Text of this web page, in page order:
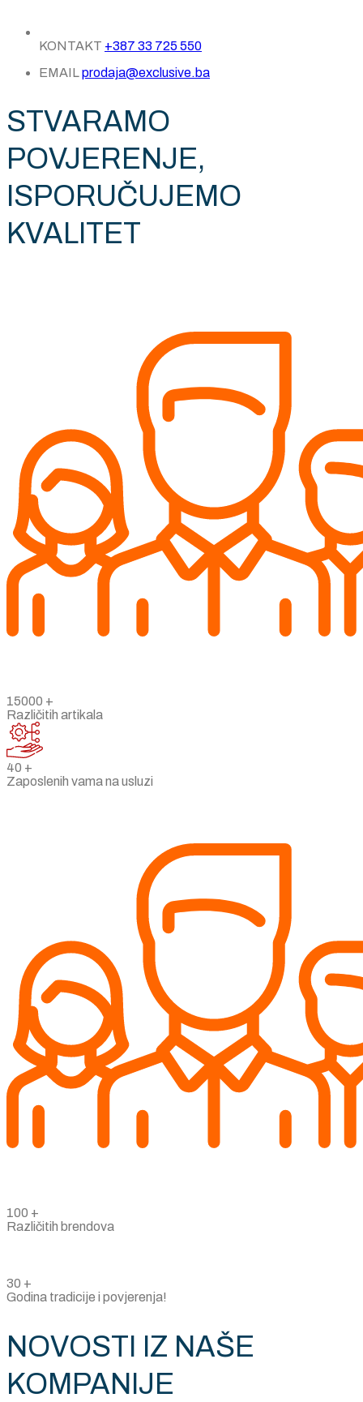
KONTAKT +387 33 725 550
EMAILprodaja@exclusive.ba
STVARAMO
POVJERENJE,
ISPORUČUJEMO
KVALITET
15000 +
Različitih artikala
40 +
Zaposlenih vama na usluzi
100 +
Različitih brendova
30 +
Godina tradicije i povjerenja!
NOVOSTI IZ NAŠE
KOMPANIJE